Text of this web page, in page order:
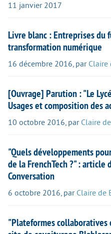
11 janvier 2017
Livre blanc : Entreprises du
transformation numérique
16 décembre 2016, par Claire
[Ouvrage] Parution : "Le
Usages et composition des
10 octobre 2016, par Claire
"Quels développements
de la FrenchTech ?" : article
Conversation
6 octobre 2016, par Claire de
"Plateformes